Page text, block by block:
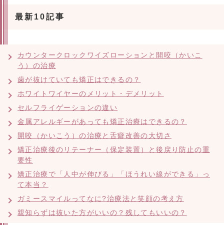
最新10記事
カウンタークロックワイズローションと開咬（かいこ
う）の治療
歯が抜けていても矯正はできるの？
ホワイトワイヤーのメリット・デメリット
セルフライゲーションの違い
金属アレルギーがあっても矯正治療はできるの？
開咬（かいこう）の治療と舌癖改善の大切さ
矯正治療後のリテーナー（保定装置）と後戻り防止の重
要性
矯正治療で「人中が伸びる」「ほうれい線ができる」っ
て本当？
ガミースマイルってなに?治療法と笑顔の考え方
親知らずは抜いた方がいいの？残してもいいの？